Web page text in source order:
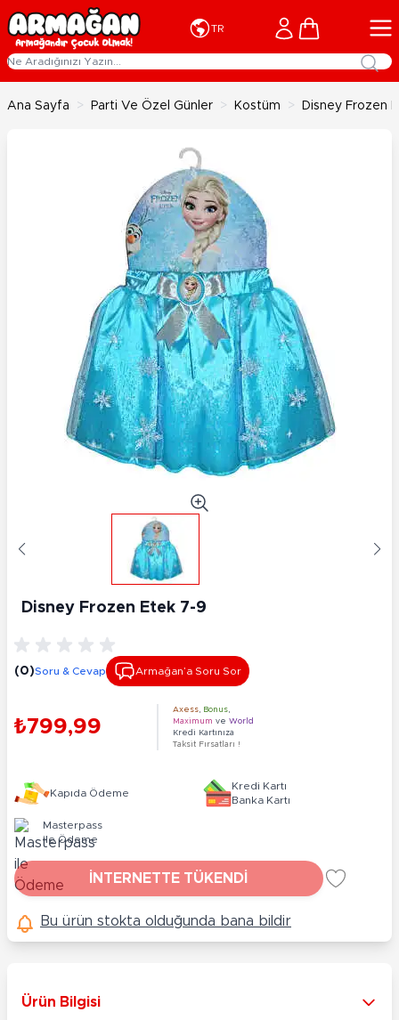
İçeriğe geç
TR Cart
Ana Sayfa > Parti Ve Özel Günler > Kostüm > Disney Frozen
Disney Frozen Etek 7-9
(0)Soru & Cevap Armağan’a Soru Sor
₺799,99
Axess Bonus
Maximum ve World
Kredi Kartınıza
Taksit Fırsatları !
Kapıda Ödeme
Kredi Kartı
Banka Kartı
Masterpass
ile Ödeme
İNTERNETTE TÜKENDİ
Bu ürün stokta olduğunda bana bildir
Ürün Bilgisi